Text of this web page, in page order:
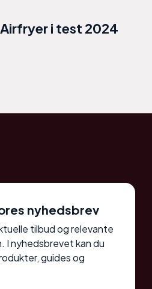
i test 2024
nyhedsbrev
tilbud og relevante
I nyhedsbrevet kan du
guides og